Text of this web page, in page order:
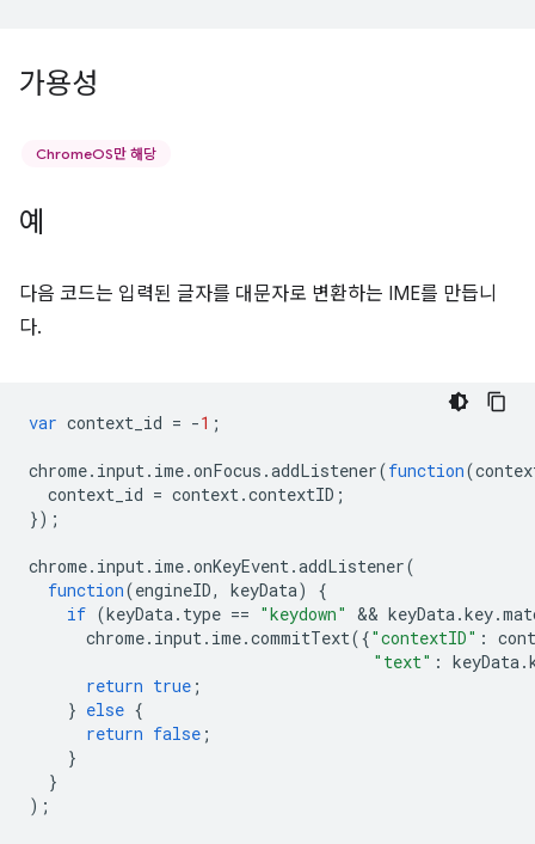
가용성
ChromeOS만 해당
예
다음 코드는 입력된 글자를 대문자로 변환하는 IME를 만듭니
다.
var context_id = -1 ;
chrome. input. ime.onFocus .addListener(function(
context_id = context.contextID ;
});
chrome. input. ime.onKeyEvent.addListener(
function(engineID, keyData)
{
if (keyData. type == "keydown" && keyData.key.
chrome. input. ime.commitText({"contextID" :
"text" : keyData.
return true ;
} else {
return false ;
}
}
);